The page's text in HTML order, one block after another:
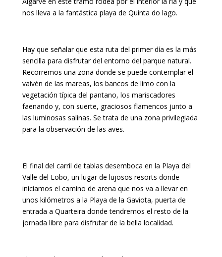
nos lleva a la fantástica playa de Quinta do lago.
Hay que señalar que esta ruta del primer día es la más
sencilla para disfrutar del entorno del parque natural.
Recorremos una zona donde se puede contemplar el
vaivén de las mareas, los bancos de limo con la
vegetación típica del pantano, los mariscadores
faenando y, con suerte, graciosos flamencos junto a
las luminosas salinas. Se trata de una zona privilegiada
para la observación de las aves.
El final del carril de tablas desemboca en la Playa del
Valle del Lobo, un lugar de lujosos resorts donde
iniciamos el camino de arena que nos va a llevar en
unos kilómetros a la Playa de la Gaviota, puerta de
entrada a Quarteira donde tendremos el resto de la
jornada libre para disfrutar de la bella localidad.